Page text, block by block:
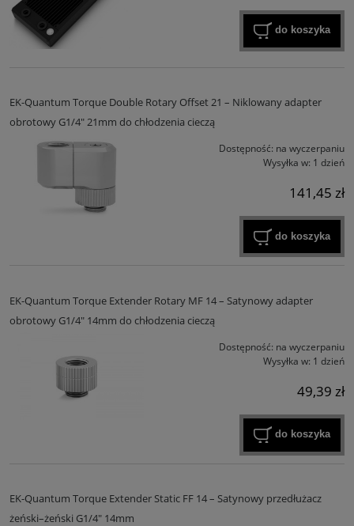
do koszyka
EK-Quantum Torque Double Rotary Offset 21 – Niklowany adapter
obrotowy G1/4" 21mm do chłodzenia cieczą
Dostępność: na wyczerpaniu
Wysyłka w: 1 dzień
141,45 zł
do koszyka
EK-Quantum Torque Extender Rotary MF 14 – Satynowy adapter
obrotowy G1/4" 14mm do chłodzenia cieczą
Dostępność: na wyczerpaniu
Wysyłka w: 1 dzień
49,39 zł
do koszyka
EK-Quantum Torque Extender Static FF 14 – Satynowy przedłużacz
żeński–żeński G1/4" 14mm